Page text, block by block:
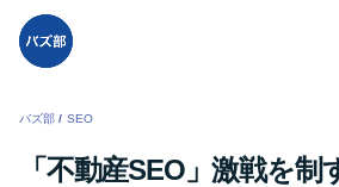
バズ部 / SEO
「不動産SEO」激戦を制